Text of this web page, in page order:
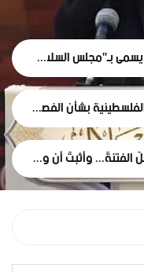
حركة الأحرار تُحذر: رؤية ما يسمى بـ"مجلس السلام" لغزة تهدف لتقويض الحقوق الوطنية الفلسطينية.
بيان صادر عن حركة الأحرار الفلسطينية بشأن الفصل التعسفي لموظفي وكالة الغوث، وإعلان التضامن مع اعتصامهم المشروع
*حركة الأحرار .. شعبُنا أفشلَ الفتنةَ... وأثبتَ أن وعيَه أقوى من مؤامرات الاحتلال*